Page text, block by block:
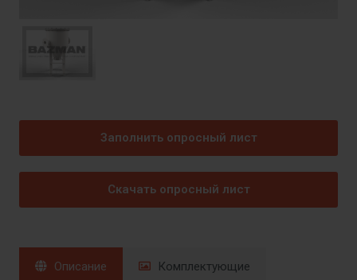
Заполнить опросный лист
Скачать опросный лист
Описание Комплектующие